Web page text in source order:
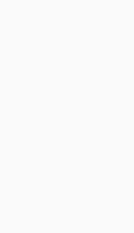
שיכולות
את החיים
הם מהגורמים